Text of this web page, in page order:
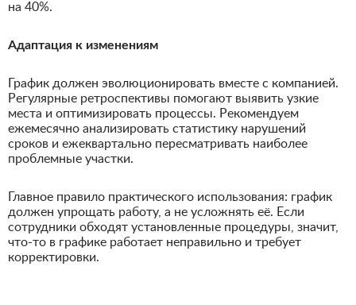
на 40%.
Адаптация к изменениям
График должен эволюционировать вместе с компанией.
Регулярные ретроспективы помогают выявить узкие
места и оптимизировать процессы. Рекомендуем
ежемесячно анализировать статистику нарушений
сроков и ежеквартально пересматривать наиболее
проблемные участки.
Главное правило практического использования: график
должен упрощать работу, а не усложнять её. Если
сотрудники обходят установленные процедуры, значит,
что-то в графике работает неправильно и требует
корректировки.